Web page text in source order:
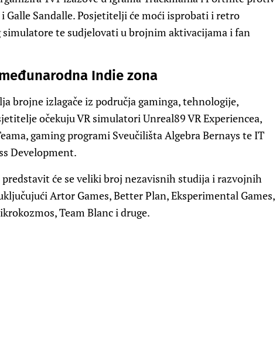
Galle Sandalle. Posjetitelji će moći isprobati i retro
simulatore te sudjelovati u brojnim aktivacijama i fan
Indie zona
brojne izlagače iz područja gaminga, tehnologije,
očekuju VR simulatori Unreal89 VR Experiencea,
gaming programi Sveučilišta Algebra Bernays te IT
Development.
će se veliki broj nezavisnih studija i razvojnih
Artor Games, Better Plan, Eksperimental Games,
Team Blanc i druge.